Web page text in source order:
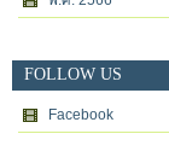
FOLLOW US
Facebook